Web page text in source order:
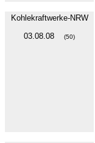
Kohlekraftwerke-NRW
03.08.08
(50)